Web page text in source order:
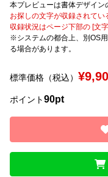
価格帯
〜
リセット
本プレビューは書体デザイン
お探しの文字が収録されて
収録状況はページ下部の [文
※システムの都合上、別OS
る場合があります。
標準価格（税込）
ポイント90pt